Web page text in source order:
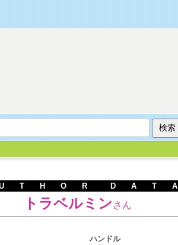
T H O R D A T A
トラベルミン さん
ハンドル